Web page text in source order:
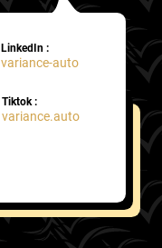
LinkedIn :
variance-auto
Tiktok :
variance.auto